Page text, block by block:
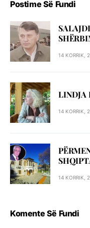
Postime Së Fundi
14 KORRIK,
LINDJA
14 KORRIK,
14 KORRIK,
Komente Së Fundi